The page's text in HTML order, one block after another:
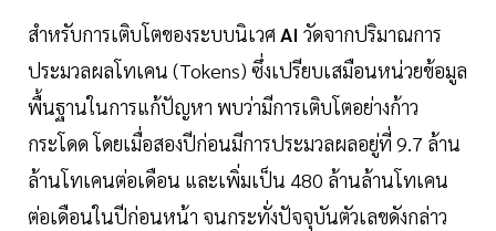
สำหรับการเติบโตของระบบนิเวศ AI วัดจากปริมาณการ
ประมวลผลโทเคน (Tokens) ซึ่งเปรียบเสมือนหน่วยข้อมูล
พื้นฐานในการแก้ปัญหา พบว่ามีการเติบโตอย่างก้าว
กระโดด โดยเมื่อสองปีก่อนมีการประมวลผลอยู่ที่ 9.7 ล้าน
ล้านโทเคนต่อเดือน และเพิ่มเป็น 480 ล้านล้านโทเคน
ต่อเดือนในปีก่อนหน้า จนกระทั่งปัจจุบันตัวเลขดังกล่าว